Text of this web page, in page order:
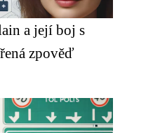
a její boj s
zpověď